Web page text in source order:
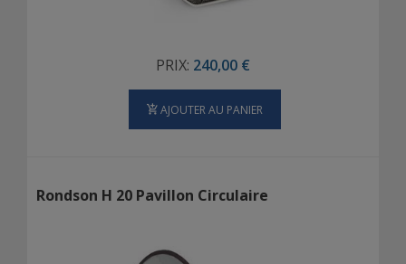
PRIX: 240,00 €
AJOUTER AU PANIER
Rondson H 20 Pavillon Circulaire